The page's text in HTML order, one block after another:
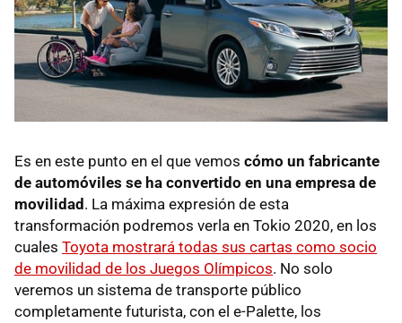
Es en este punto en el que vemos cómo un fabricante
de automóviles se ha convertido en una empresa de
movilidad . La máxima expresión de esta
transformación podremos verla en Tokio 2020, en los
cuales Toyota mostrará todas sus cartas como socio
de movilidad de los Juegos Olímpicos. No solo
veremos un sistema de transporte público
completamente futurista, con el e-Palette, los